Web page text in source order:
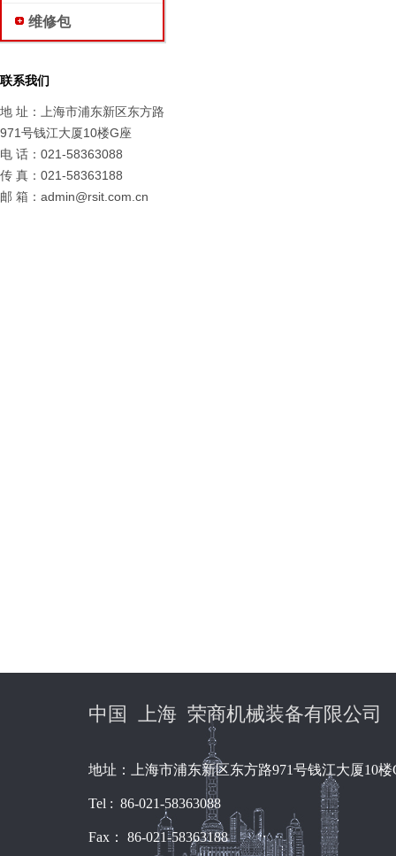
维修包
联系我们
地 址：上海市浦东新区东方路
971号钱江大厦10楼G座
电 话：021-58363088
传 真：021-58363188
邮 箱：admin@rsit.com.cn
中国 上海 荣商机械装备有限公司
地址：上海市浦东新区东方路971号钱江大厦10楼
Tel : 86-021-58363088
Fax： 86-021-58363188